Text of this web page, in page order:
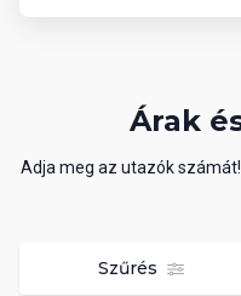
Árak
Adja meg az utazók
Szűrés